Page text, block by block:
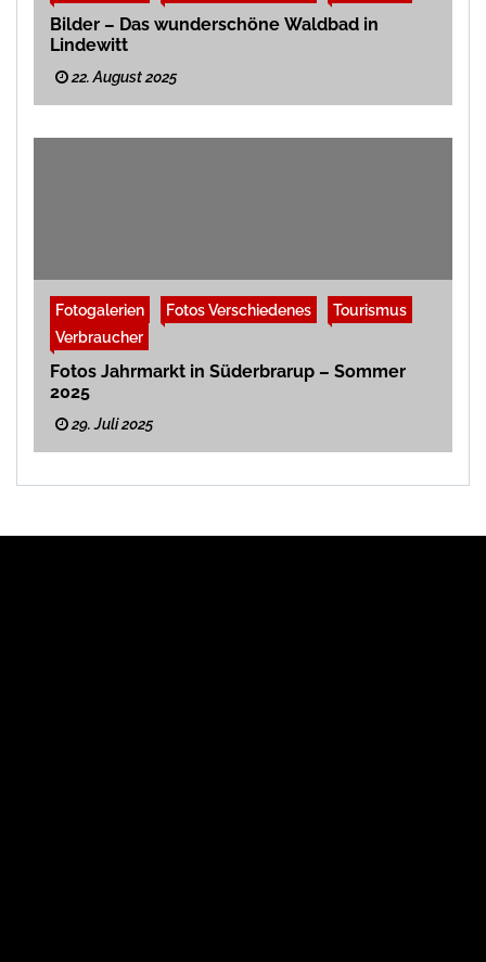
Bilder – Das wunderschöne Waldbad in
Lindewitt
22. August 2025
Fotogalerien Fotos Verschiedenes
Tourismus
Verbraucher
Fotos Jahrmarkt in Süderbrarup – Sommer
2025
29. Juli 2025